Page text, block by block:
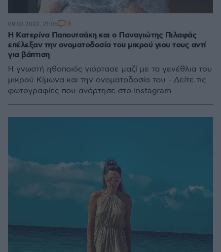
Η Κατερίνα Παπουτσάκη και ο Παναγιώτης Πιλαφάς
επέλεξαν την ονοματοδοσία του μικρού γιου τους αντί
για βάπτιση
Η γνωστή ηθοποιός γιόρτασε μαζί με τα γενέθλια του
μικρού Κίμωνα και την ονοματοδοσία του - Δείτε τις
φωτογραφίες που ανάρτησε στo Instagram
09.03.2022, 21:05 8